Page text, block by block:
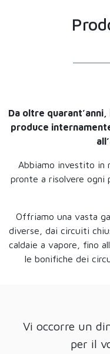
Da oltre
produce
Abbiamo investito in
pronte a risolvere ogni
Offriamo una vasta
diverse, dai circuiti
caldaie a vapore, fino
le bonifiche dei
Vi occorre un
per il